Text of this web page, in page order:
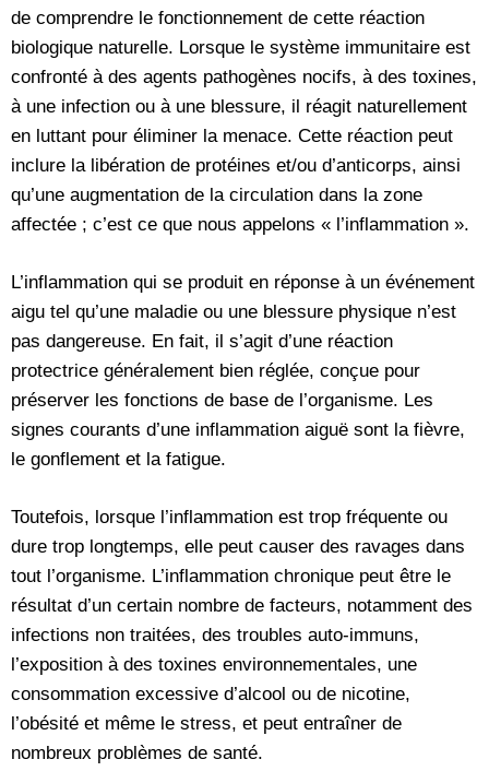
de comprendre le fonctionnement de cette réaction
biologique naturelle. Lorsque le système immunitaire est
confronté à des agents pathogènes nocifs, à des toxines,
à une infection ou à une blessure, il réagit naturellement
en luttant pour éliminer la menace. Cette réaction peut
inclure la libération de protéines et/ou d’anticorps, ainsi
qu’une augmentation de la circulation dans la zone
affectée ; c’est ce que nous appelons « l’inflammation ».
L’inflammation qui se produit en réponse à un événement
aigu tel qu’une maladie ou une blessure physique n’est
pas dangereuse. En fait, il s’agit d’une réaction
protectrice généralement bien réglée, conçue pour
préserver les fonctions de base de l’organisme. Les
signes courants d’une inflammation aiguë sont la fièvre,
le gonflement et la fatigue.
Toutefois, lorsque l’inflammation est trop fréquente ou
dure trop longtemps, elle peut causer des ravages dans
tout l’organisme. L’inflammation chronique peut être le
résultat d’un certain nombre de facteurs, notamment des
infections non traitées, des troubles auto-immuns,
l’exposition à des toxines environnementales, une
consommation excessive d’alcool ou de nicotine,
l’obésité et même le stress, et peut entraîner de
nombreux problèmes de santé.